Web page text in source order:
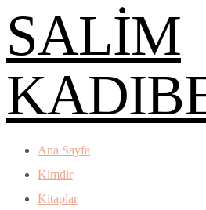
SALİM
Ana Sayfa
Kimdir
Kitaplar